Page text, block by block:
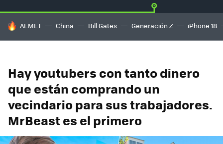
HOY SE HABLA DE
AEMET China Bill Gates Generación Z iPhone 18
Hay youtubers con tanto dinero
que están comprando un
vecindario para sus trabajadores.
MrBeast es el primero